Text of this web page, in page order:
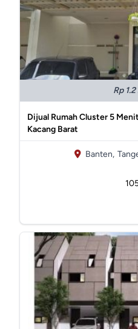
Rp
Dijual Rumah Cluster 5
Kacang Barat
Banten,